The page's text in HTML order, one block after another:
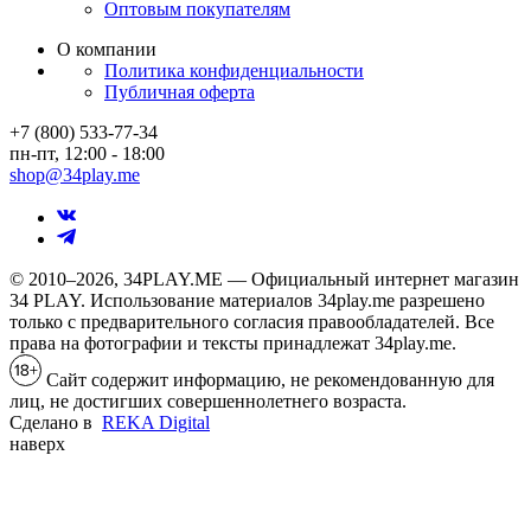
Оптовым покупателям
О компании
Политика конфиденциальности
Публичная оферта
+7 (800) 533-77-34
пн-пт, 12:00 - 18:00
shop@34play.me
© 2010–2026, 34PLAY.ME — Официальный интернет магазин
34 PLAY. Использование материалов 34play.me разрешено
только с предварительного согласия правообладателей. Все
права на фотографии и тексты принадлежат 34play.me.
Сайт содержит информацию, не рекомендованную для
лиц, не достигших совершеннолетнего возраста.
Сделано в REKA Digital
наверх